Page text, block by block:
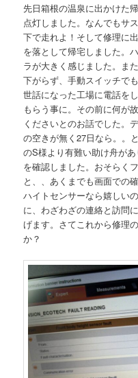
先日箱根の温泉に出かけた
点灯しました。なんでもサ
下で走れよ！そして修理に
を落として帰宅しました。
ラが大きく感じました。ま
下がらず、手動スイッチで
世話になった工場に電話を
もらう事に。その前に何が
くださいとのお話でした。
の空きが無く27日なら。。
のS様より有難い助け舟が
を確認しました。おそらく
と、、あくまでも画面での
ハイトセンサーなら嬉しい
に、わざわざの連絡と訪問
げます。さてこれから修理
か？